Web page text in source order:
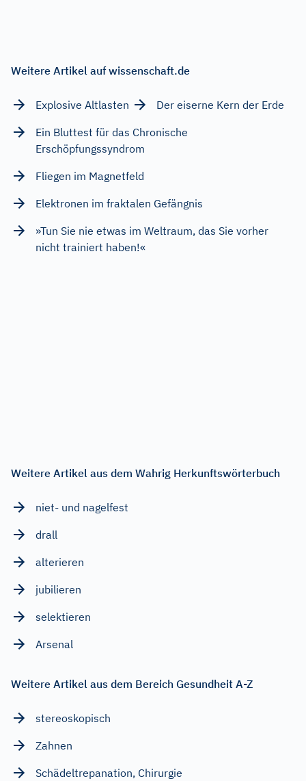
Weitere Artikel auf wissenschaft.de
Explosive Altlasten
Der eiserne Kern der Erde
Ein Bluttest für das Chronische
Erschöpfungssyndrom
Fliegen im Magnetfeld
Elektronen im fraktalen Gefängnis
»Tun Sie nie etwas im Weltraum, das Sie vorher
nicht trainiert haben!«
Weitere Artikel aus dem Wahrig Herkunftswörterbuch
niet- und nagelfest
drall
alterieren
jubilieren
selektieren
Arsenal
Weitere Artikel aus dem Bereich Gesundheit A-Z
stereoskopisch
Zahnen
Schädeltrepanation, Chirurgie